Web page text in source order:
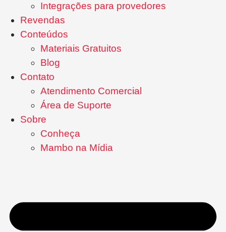
Integrações para provedores
Revendas
Conteúdos
Materiais Gratuitos
Blog
Contato
Atendimento Comercial
Área de Suporte
Sobre
Conheça
Mambo na Mídia